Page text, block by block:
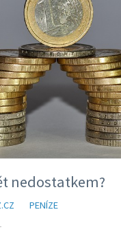
nedostatkem?
PENÍZE